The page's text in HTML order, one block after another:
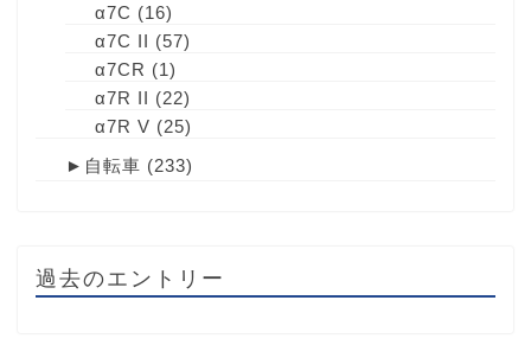
α7C (16)
α7C II (57)
α7CR (1)
α7R II (22)
α7R V (25)
► 自転車 (233)
過去のエントリー